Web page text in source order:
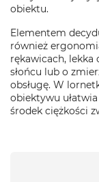
obiektu.
Elementem
również
rękawicach,
słońcu lub o
obsługę. W
obiektywu
środek ciężkości